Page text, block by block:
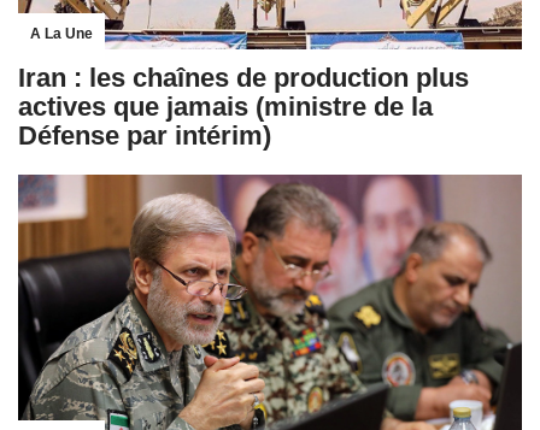
A La Une
Iran : les chaînes de production plus
actives que jamais (ministre de la
Défense par intérim)